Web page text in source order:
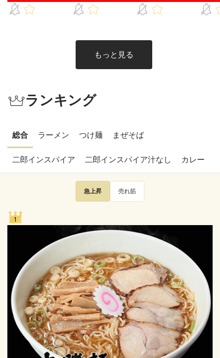
た究極の味をご賞味あ
れ！
た究極の味をご賞味あ
れ！
もっと見る
ランキング
総合 ラーメン つけ麺 まぜそば
二郎インスパイア 二郎インスパイア汁なし カレー
急上昇 売れ筋